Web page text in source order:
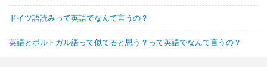
ドイツ語読みって英語でなんて言うの？
英語とポルトガル語って似てると思う？って英語でなんて言うの？